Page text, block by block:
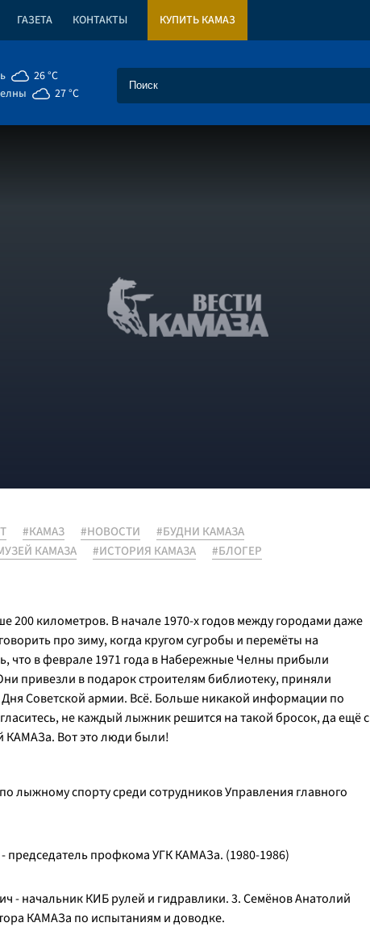
ГАЗЕТА КОНТАКТЫ КУПИТЬ КАМАЗ
26 °C
27 °C
#КАМАЗ #НОВОСТИ
#БУДНИ КАМАЗА
КАМАЗА #ИСТОРИЯ КАМАЗА
#БЛОГЕР
200 километров. В начале 1970-х годов между городами даже
про зиму, когда кругом сугробы и перемёты на
что в феврале 1971 года в Набережные Челны прибыли
привезли в подарок строителям библиотеку, приняли
Дня Советской армии. Всё. Больше никакой информации по
не каждый лыжник решится на такой бросок, да ещё с
КАМАЗа. Вот это люди были!
лыжному спорту среди сотрудников Управления главного
профкома УГК КАМАЗа. (1980-1986)
- начальник КИБ рулей и гидравлики. 3. Семёнов Анатолий
КАМАЗа по испытаниям и доводке.